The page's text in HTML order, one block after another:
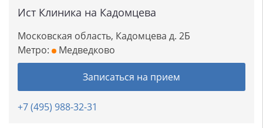
Ист Клиника на Кадомцева
Московская область, Кадомцева д. 2Б
Метро:
Медведково
Записаться на прием
+7 (495) 988-32-31